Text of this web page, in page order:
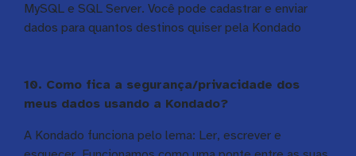
MySQL e SQL Server. Você pode cadastrar e enviar
dados para quantos destinos quiser pela Kondado
10. Como fica a segurança/privacidade dos
meus dados usando a Kondado?
A Kondado funciona pelo lema: Ler, escrever e